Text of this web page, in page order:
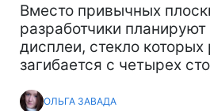
Вместо привычных
разработчики
дисплеи, стекло
загибается с четырех
ОЛЬГА ЗАВАДА